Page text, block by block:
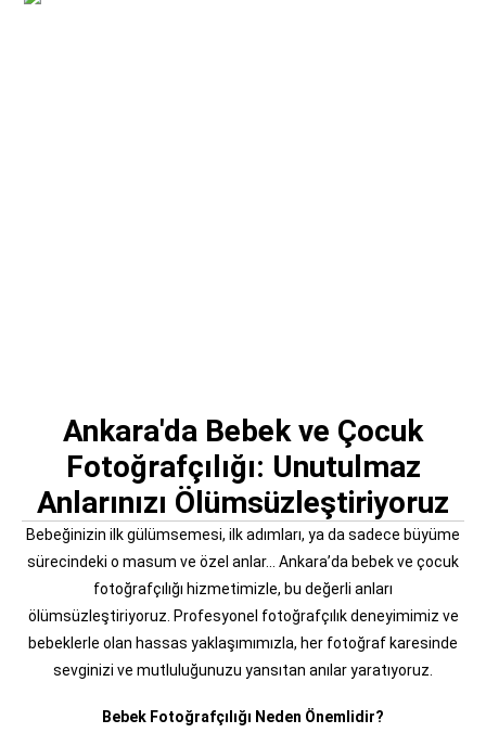
Ankara'da Bebek ve Çocuk
Fotoğrafçılığı: Unutulmaz
Anlarınızı Ölümsüzleştiriyoruz
Bebeğinizin ilk gülümsemesi, ilk adımları, ya da sadece büyüme
sürecindeki o masum ve özel anlar… Ankara’da bebek ve çocuk
fotoğrafçılığı hizmetimizle, bu değerli anları
ölümsüzleştiriyoruz. Profesyonel fotoğrafçılık deneyimimiz ve
bebeklerle olan hassas yaklaşımımızla, her fotoğraf karesinde
sevginizi ve mutluluğunuzu yansıtan anılar yaratıyoruz.
Bebek Fotoğrafçılığı Neden Önemlidir?